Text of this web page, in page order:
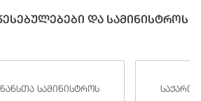
და სამინისტროს
სამინისტროს